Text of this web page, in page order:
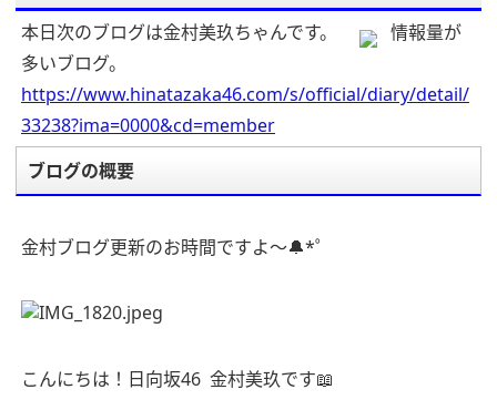
本日次のブログは金村美玖ちゃんです。
情報量が
多いブログ。
https://www.hinatazaka46.com/s/official/diary/detail/
33238?ima=0000&cd=member
ブログの概要
金村ブログ更新のお時間ですよ〜🔔*゜
こんにちは！日向坂46 金村美玖です📖